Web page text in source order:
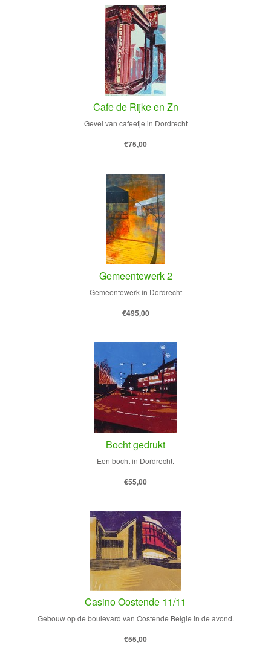
Cafe de Rijke en Zn
Gevel van cafeetje in Dordrecht
€75,00
Gemeentewerk 2
Gemeentewerk in Dordrecht
€495,00
Bocht gedrukt
Een bocht in Dordrecht.
€55,00
Casino Oostende 11/11
Gebouw op de boulevard van Oostende Belgie in de avond.
€55,00